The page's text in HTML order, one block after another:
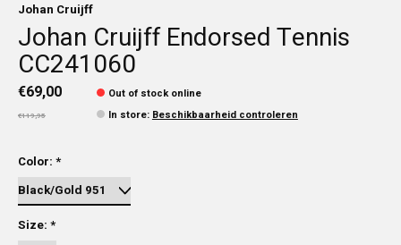
Johan Cruijff
Johan Cruijff Endorsed Tennis
CC241060
€69,00
€119,95
Out of stock online
In store: Beschikbaarheid controleren
Color: *
Size: *